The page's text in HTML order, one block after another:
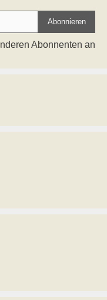
Abonnieren
Abonnenten an